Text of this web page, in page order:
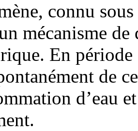
connu
mécanisme de
En période
de
d’eau